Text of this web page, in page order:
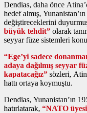
Dendias, daha önce
hedef almış,
değiştireceklerini
büyük tehdit” olarak
seyyar füze sistemleri
“Ege’yi sadece
adaya dağılmış seyyar
kapatacağız” sözleri,
hattı ortaya koymuştu.
Dendias, Yunanistan’ın
hatırlatarak, “NATO